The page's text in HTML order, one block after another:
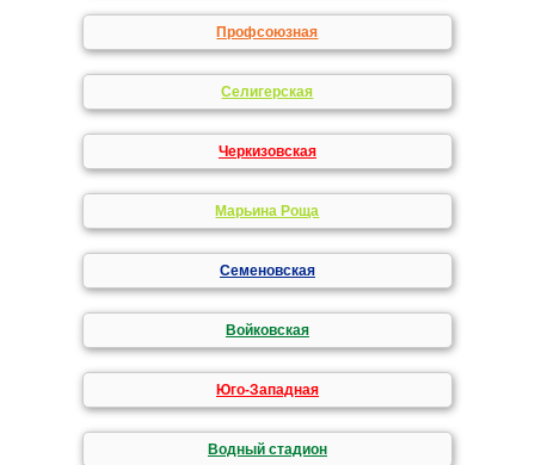
Профсоюзная
Селигерская
Черкизовская
Марьина Роща
Семеновская
Войковская
Юго-Западная
Водный стадион